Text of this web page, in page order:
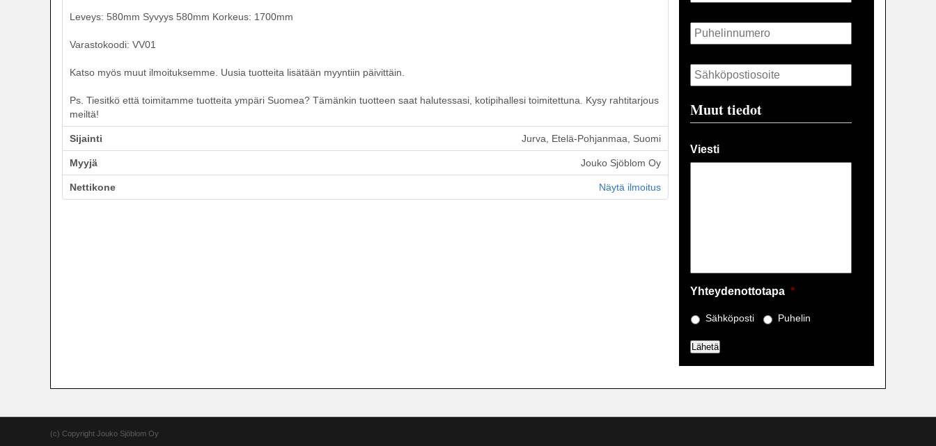
Leveys: 580mm Syvyys 580mm Korkeus: 1700mm
Varastokoodi: VV01
Katso myös muut ilmoituksemme. Uusia tuotteita lisätään myyntiin päivittäin.
Ps. Tiesitkö että toimitamme tuotteita ympäri Suomea? Tämänkin tuotteen saat halutessasi, kotipihallesi toimitettuna. Kysy rahtitarjous
meiltä!
Sijainti Jurva, Etelä-Pohjanmaa, Suomi
Myyjä Jouko Sjöblom Oy
Nettikone Näytä ilmoitus
Puhelin *
Sähköposti *
Muut tiedot
Viesti
Yhteydenottotapa *
Sähköposti Puhelin
Lähetä
(c) Copyright Jouko Sjöblom Oy